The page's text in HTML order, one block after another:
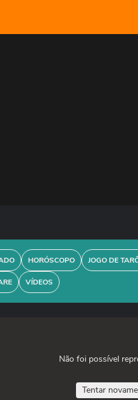
HORÓSCOPO JOGO DE
VÍDEOS
Não foi possível
Tentar